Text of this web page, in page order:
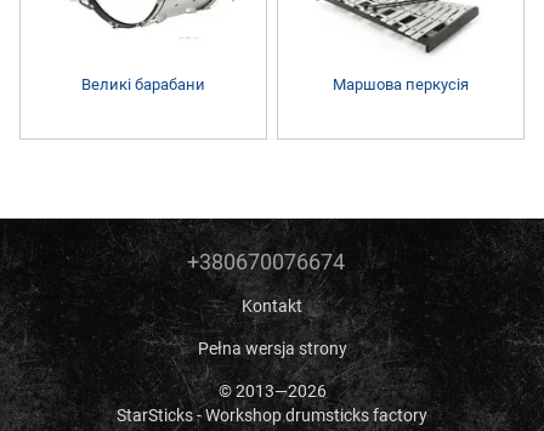
Великі барабани Маршова перкусія
+380670076674
Kontakt
Pełna wersja strony
© 2013—2026
StarSticks - Workshop drumsticks factory